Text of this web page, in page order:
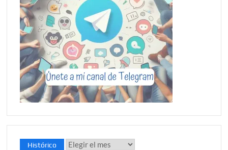
Histórico Histórico